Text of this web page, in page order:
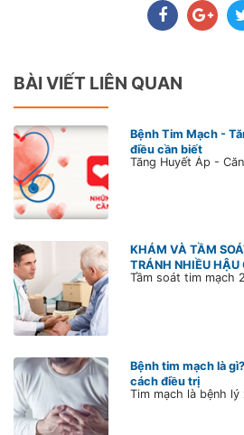
BÀI VIẾT LIÊN QUAN
Bệnh Tim Mạch -
điều cần biết
KHÁM VÀ TẦM
TRÁNH NHIỀU
Bệnh tim mạch là
cách điều trị